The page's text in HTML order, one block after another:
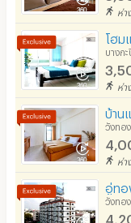
ห่า
โฮม
บางก
ห่า
วังทอ
ห่า
อู่ทอ
วังทอ